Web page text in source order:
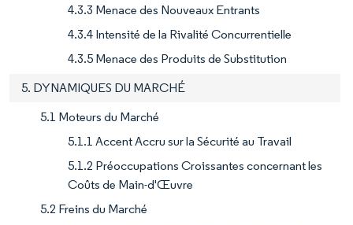
4.3.3 Menace des Nouveaux Entrants
4.3.4 Intensité de la Rivalité Concurrentielle
4.3.5 Menace des Produits de Substitution
5. DYNAMIQUES DU MARCHÉ
5.1 Moteurs du Marché
5.1.1 Accent Accru sur la Sécurité au Travail
5.1.2 Préoccupations Croissantes concernant les
Coûts de Main-d'Œuvre
5.2 Freins du Marché